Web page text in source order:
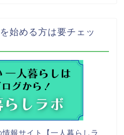
始める方は要チェッ
報サイト【一人暮らしラ